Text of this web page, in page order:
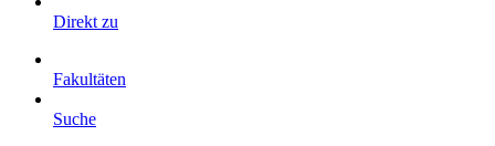
Direkt zu
Fakultäten
Suche